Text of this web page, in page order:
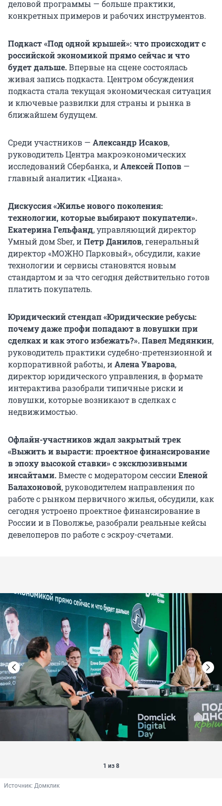
деловой программы — больше практики,
конкретных примеров и рабочих инструментов.
Подкаст «Под одной крышей»: что происходит с
российской экономикой прямо сейчас и что
будет дальше.Впервые на сцене состоялась
живая запись подкаста. Центром обсуждения
подкаста стала текущая экономическая ситуация
и ключевые развилки для страны и рынка в
ближайшем будущем.
Среди участников — Александр Исаков,
руководитель Центра макроэкономических
исследований Сбербанка, иАлексей Попов —
главный аналитик «Циана».
Дискуссия «Жилье нового поколения:
технологии, которые выбирают покупатели».
Екатерина Гельфанд, управляющий директор
Умный дом Sber, иПетр Данилов, генеральный
директор «МОЖНО Парковый», обсудили, какие
технологии и сервисы становятся новым
стандартом и за что сегодня действительно готов
платить покупатель.
Юридический стендап «Юридические ребусы:
почему даже профи попадают в ловушки при
сделках и как этого избежать?». Павел Медянкин,
руководитель практики судебно-претензионной и
корпоративной работы, иАлена Уварова,
директор юридического управления, в формате
интерактива разобрали типичные риски и
ловушки, которые возникают в сделках с
недвижимостью.
Офлайн-участников ждал закрытый трек
«Выжить и вырасти: проектное финансирование
в эпоху высокой ставки» с эксклюзивными
инсайтами.Вместе с модератором сессииЕленой
Балахоновой, руководителем направления по
работе с рынком первичного жилья, обсудили, как
сегодня устроено проектное финансирование в
России и в Поволжье, разобрали реальные кейсы
девелоперов по работе с эскроу-счетами.
1 из 8
Источник: Домклик